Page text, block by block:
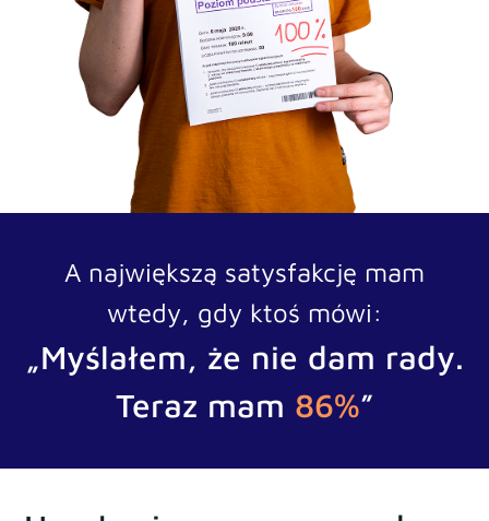
A największą satysfakcję mam
wtedy, gdy ktoś mówi:
„Myślałem, że nie dam rady.
Teraz mam 86%”